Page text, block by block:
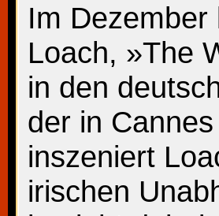
Im
Loach, »The
in den
der in
inszeniert
irischen